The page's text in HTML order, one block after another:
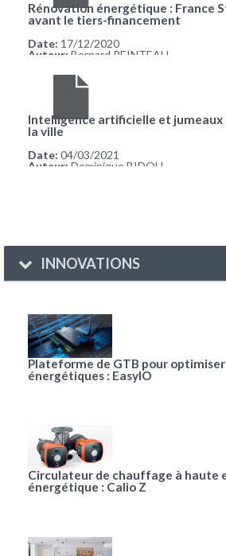
Rénovation énergétique : France
avant le tiers-financement
Date: 17/12/2020
Auteur: Bernard REINTEAU
Intelligence artificielle et jumeaux
la ville
Date: 04/03/2021
Auteur: Dominique BIDOU
INNOVATIONS
Plateforme de GTB pour
énergétiques : EasyIO
Circulateur de chauffage à haute
énergétique : Calio Z